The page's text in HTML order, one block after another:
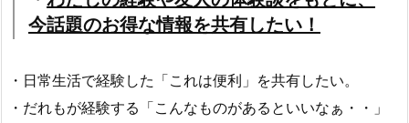
今話題のお得な情報を共有したい！
・日常生活で経験した「これは便利」を共有したい。
・だれもが経験する「こんなものがあるといいなぁ・・」